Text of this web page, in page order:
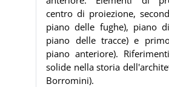
centro di proiezione,
piano delle fughe), piano
piano delle tracce) e
piano anteriore).
solide nella storia
Borromini).